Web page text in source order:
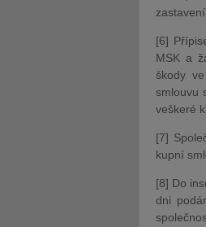
[6]
MSK a
škody
smlouvu
veškeré
[7]
kupní
[8] Do
dni